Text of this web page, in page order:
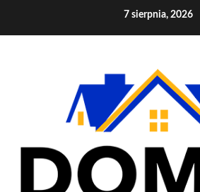
7 sierpnia, 2026